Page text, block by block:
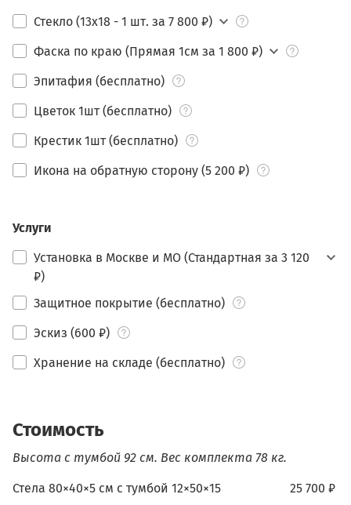
Стекло (13х18 - 1 шт. за 7 800 ₽)
Фаска по краю (Прямая 1см за 1 800 ₽)
Эпитафия (бесплатно)
Цветок 1шт (бесплатно)
Крестик 1шт (бесплатно)
Икона на обратную сторону (5 200 ₽)
Услуги
Установка в Москве и МО (Стандартная за 3 120
₽)
Защитное покрытие (бесплатно)
Эскиз (600 ₽)
Хранение на складе (бесплатно)
Стоимость
Высота с тумбой 92 см. Вес комплекта 78 кг.
25 700 ₽
Стела 80×40×5 см c тумбой 12×50×15